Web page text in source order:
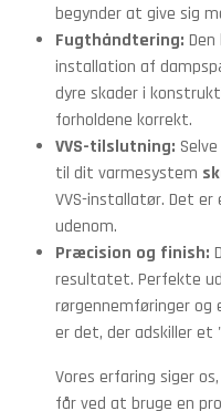
begynder at give sig
Fugthåndtering:
installation af
dyre skader i
forholdene korrekt.
VVS-tilslutning:
til dit varmesystem
VVS-installatør. Det er
udenom.
Præcision og finish:
resultatet. Perfekte
rørgennemføringer
er det, der adskiller
Vores erfaring siger
får ved at bruge en